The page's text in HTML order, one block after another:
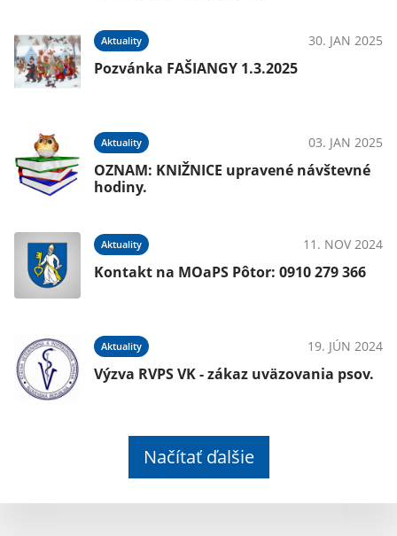
Aktuality 30. JAN 2025
Pozvánka FAŠIANGY 1.3.2025
Aktuality 03. JAN 2025
OZNAM: KNIŽNICE upravené návštevné
hodiny.
Aktuality 11. NOV 2024
Kontakt na MOaPS Pôtor: 0910 279 366
Aktuality 19. JÚN 2024
Výzva RVPS VK - zákaz uväzovania psov.
Načítať ďalšie